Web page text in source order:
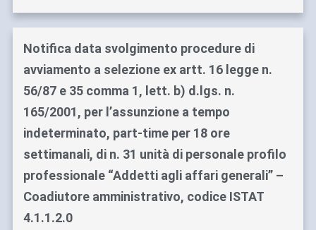
Notifica data svolgimento procedure di
avviamento a selezione ex artt. 16 legge n.
56/87 e 35 comma 1, lett. b) d.lgs. n.
165/2001, per l’assunzione a tempo
indeterminato, part-time per 18 ore
settimanali, di n. 31 unità di personale profilo
professionale “Addetti agli affari generali” –
Coadiutore amministrativo, codice ISTAT
4.1.1.2.0